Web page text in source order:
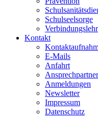
Schulseelsorge
Kontakt
E-Mails
Anfahrt
Ansprechpartner
Anmeldungen
Newsletter
Impressum
Datenschutz